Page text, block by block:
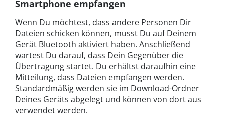
Smartphone empfangen
Wenn Du möchtest, dass andere Personen Dir
Dateien schicken können, musst Du auf Deinem
Gerät Bluetooth aktiviert haben. Anschließend
wartest Du darauf, dass Dein Gegenüber die
Übertragung startet. Du erhältst daraufhin eine
Mitteilung, dass Dateien empfangen werden.
Standardmäßig werden sie im Download-Ordner
Deines Geräts abgelegt und können von dort aus
verwendet werden.